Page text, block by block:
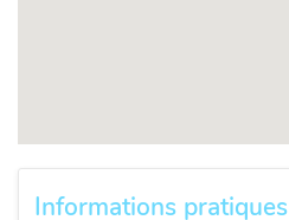
Informations pratiques